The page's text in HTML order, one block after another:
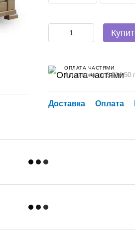
ОПЛАТА ЧАСТЯМИ
4 платежа по 5 214.50
Доставка Оплата